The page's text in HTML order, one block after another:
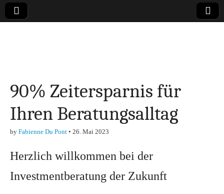
Finanzen,
Marketing-, Vertrieb-
& Investment-Tipps
90% Zeitersparnis für
Ihren Beratungsalltag
by Fabienne Du Pont • 26. Mai 2023
Herzlich willkommen bei der
Investmentberatung der Zukunft